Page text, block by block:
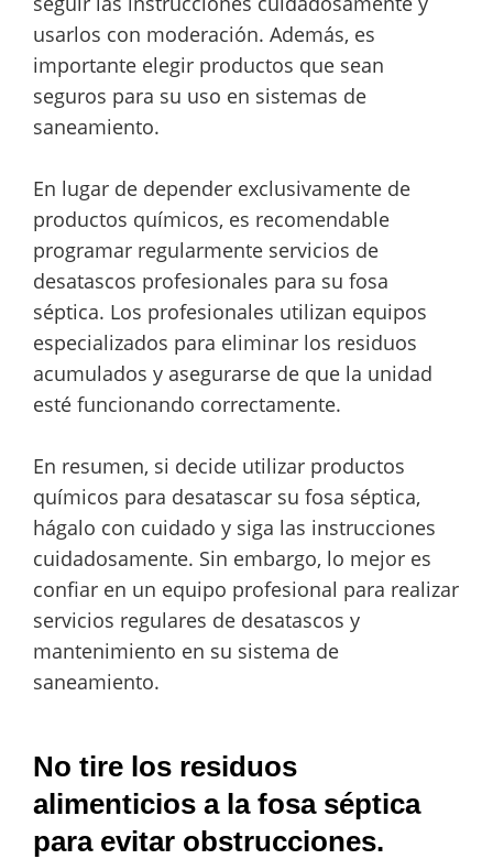
usarlos con moderación. Además, es
importante elegir productos que sean
seguros para su uso en sistemas de
saneamiento.
En lugar de depender exclusivamente de
productos químicos, es recomendable
programar regularmente servicios de
desatascos profesionales para su fosa
séptica. Los profesionales utilizan equipos
especializados para eliminar los residuos
acumulados y asegurarse de que la unidad
esté funcionando correctamente.
En resumen, si decide utilizar productos
químicos para desatascar su fosa séptica,
hágalo con cuidado y siga las instrucciones
cuidadosamente. Sin embargo, lo mejor es
confiar en un equipo profesional para realizar
servicios regulares de desatascos y
mantenimiento en su sistema de
saneamiento.
No tire los residuos
alimenticios a la fosa séptica
para evitar obstrucciones.